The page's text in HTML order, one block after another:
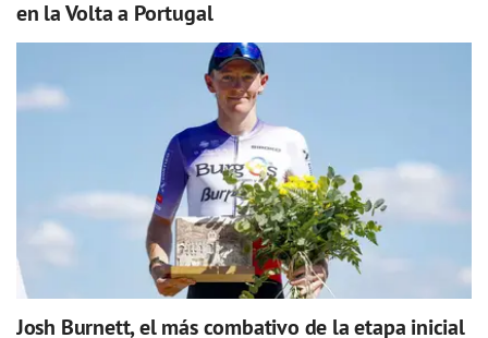
en la Volta a Portugal
Josh Burnett, el más combativo de la etapa inicial